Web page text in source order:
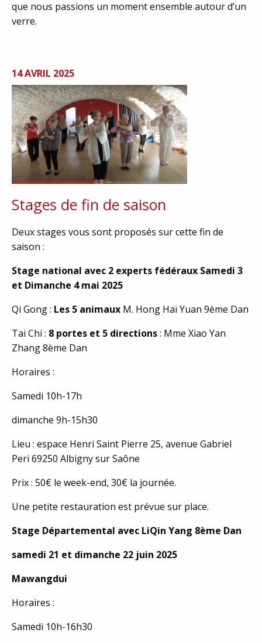
que nous passions un moment ensemble autour d’un
verre.
14 AVRIL 2025
Stages de fin de saison
Deux stages vous sont proposés sur cette fin de
saison :
Stage national avec 2 experts fédéraux Samedi 3
et Dimanche 4 mai 2025
Qi Gong : Les 5 animaux M. Hong Haï Yuan 9ème Dan
Tai Chi : 8 portes et 5 directions: Mme Xiao Yan
Zhang 8ème Dan
Horaires :
Samedi 10h-17h
dimanche 9h-15h30
Lieu : espace Henri Saint Pierre 25, avenue Gabriel
Peri 69250 Albigny sur Saône
Prix : 50€ le week-end, 30€ la journée.
Une petite restauration est prévue sur place.
Stage Départemental avec LiQin Yang 8ème Dan
samedi 21 et dimanche 22 juin 2025
Mawangdui
Horaires :
Samedi 10h-16h30